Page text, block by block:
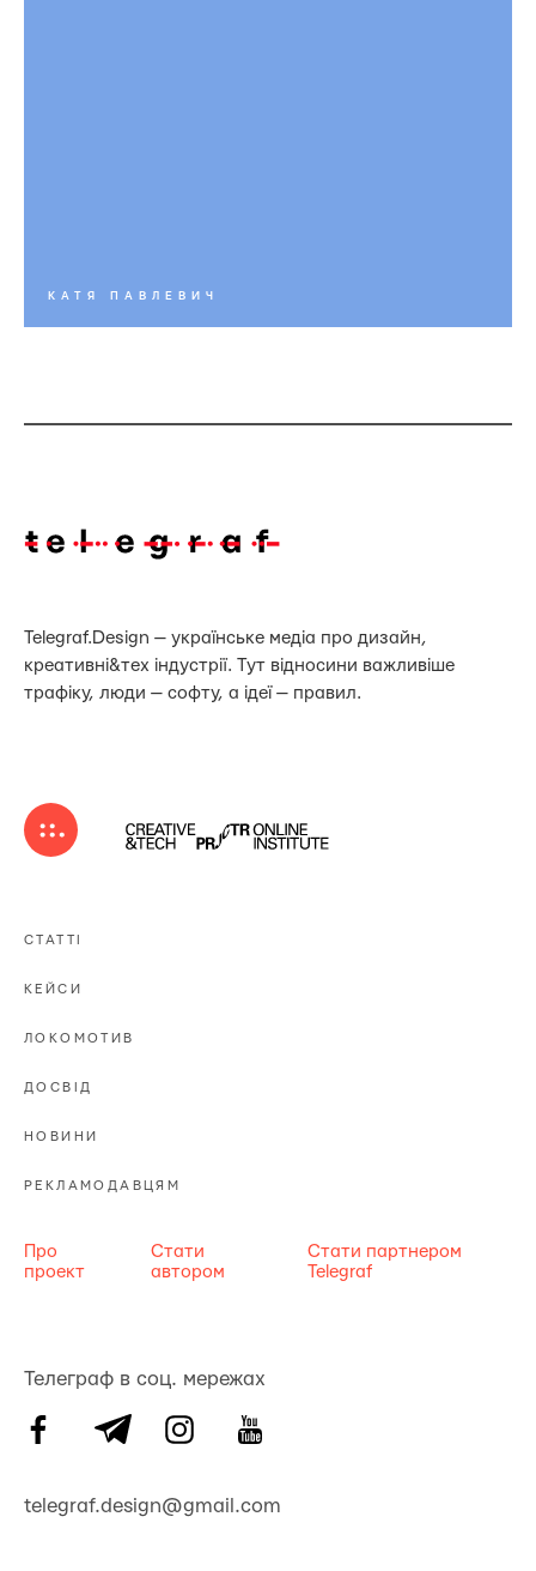
КАТЯ ПАВЛЕВИЧ
Telegraf.Design — українське медіа про дизайн,
креативні&тех індустрії. Тут відносини важливіше
трафіку, люди — софту, а ідеї — правил.
СТАТТІ
КЕЙСИ
ЛОКОМОТИВ
ДОСВІД
НОВИНИ
РЕКЛАМОДАВЦЯМ
Про
проект
Стати
автором
Стати партнером
Telegraf
Телеграф в соц. мережах
telegraf.design@gmail.com